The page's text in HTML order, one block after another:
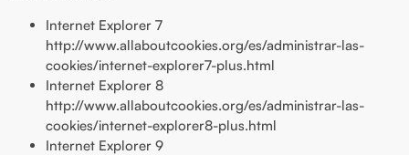
Internet Explorer 7
http://www.allaboutcookies.org/es/administrar-las-
cookies/internet-explorer7-plus.html
Internet Explorer 8
http://www.allaboutcookies.org/es/administrar-las-
cookies/internet-explorer8-plus.html
Internet Explorer 9